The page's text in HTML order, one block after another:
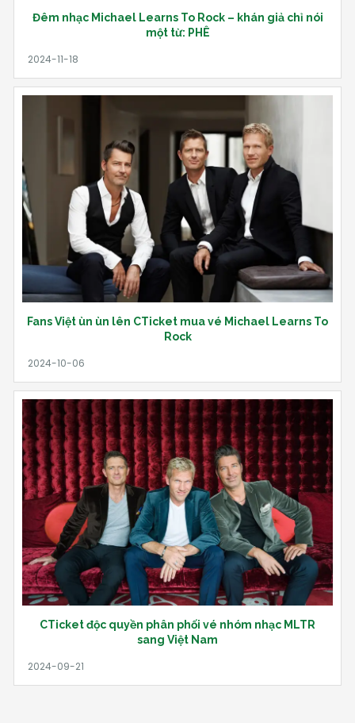
Đêm nhạc Michael Learns To Rock – khán giả chỉ nói
một từ: PHÊ
Fans Việt ùn ùn lên CTicket mua vé Michael Learns To
Rock
CTicket độc quyền phân phối vé nhóm nhạc MLTR
sang Việt Nam